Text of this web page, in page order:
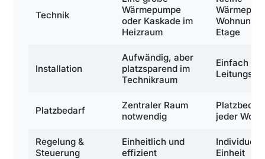
Technik
Wärmepumpe
oder Kaskade im
Heizraum
Wohnung
Etage
Installation
Aufwändig, aber
platzsparend im
Technikraum
Einfach
Platzbedarf
Zentraler Raum
notwendig
jeder
Regelung &
Steuerung
Einheitlich und
effizient
Individuell
Einheit